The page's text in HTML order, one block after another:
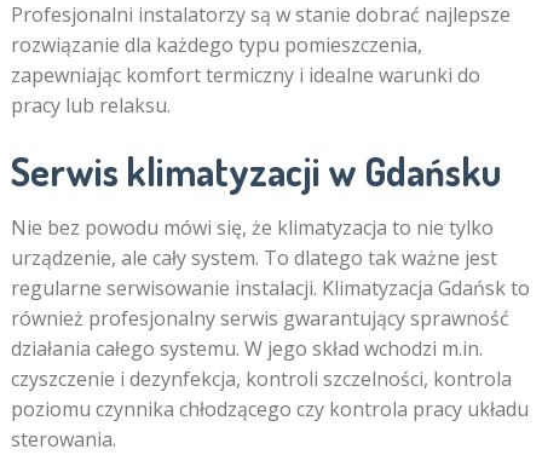
Profesjonalni instalatorzy są w stanie dobrać najlepsze
rozwiązanie dla każdego typu pomieszczenia,
zapewniając komfort termiczny i idealne warunki do
pracy lub relaksu.
Serwis klimatyzacji w Gdańsku
Nie bez powodu mówi się, że klimatyzacja to nie tylko
urządzenie, ale cały system. To dlatego tak ważne jest
regularne serwisowanie instalacji. Klimatyzacja Gdańsk to
również profesjonalny serwis gwarantujący sprawność
działania całego systemu. W jego skład wchodzi m.in.
czyszczenie i dezynfekcja, kontroli szczelności, kontrola
poziomu czynnika chłodzącego czy kontrola pracy układu
sterowania.